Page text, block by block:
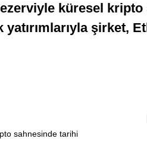
küresel
şirket,